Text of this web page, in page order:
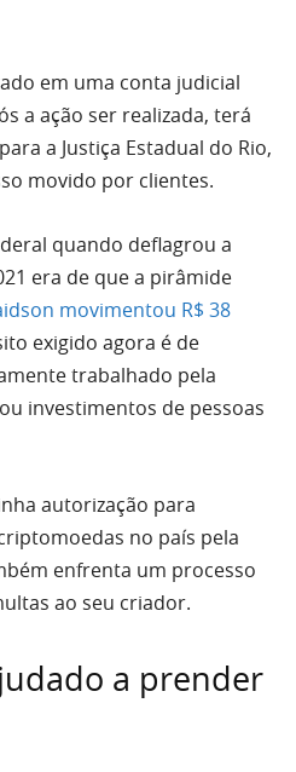
em uma conta judicial
a ação ser realizada, terá
a Justiça Estadual do Rio,
movido por clientes.
quando deflagrou a
era de que a pirâmide
movimentou R$ 38
exigido agora é de
trabalhado pela
investimentos de pessoas
autorização para
no país pela
enfrenta um processo
ao seu criador.
a prender